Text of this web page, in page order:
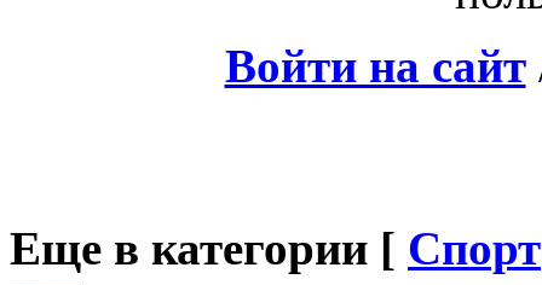
Войти на сайт
Еще в категории [ Спорт